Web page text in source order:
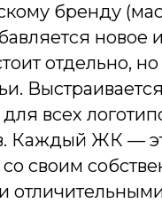
бренду
новое
отдельно,
всех
Каждый ЖК —
со своим